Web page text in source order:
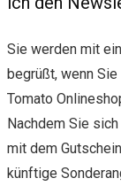
Sie werden mit
begrüßt, wenn
Tomato
Nachdem Sie
mit dem
künftige